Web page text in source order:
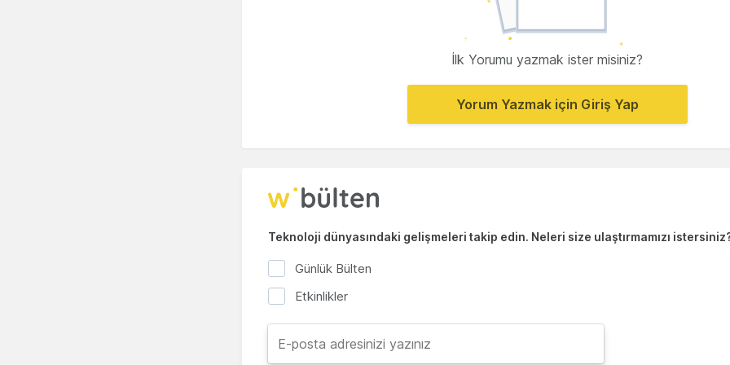
İlk Yorumu yazmak ister misiniz?
Yorum Yazmak için Giriş Yap
Teknoloji dünyasındaki gelişmeleri takip edin. Neleri size ulaştırmamızı
Günlük Bülten
Etkinlikler